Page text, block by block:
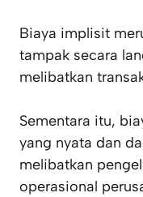
Biaya implisit
tampak secara
melibatkan
Sementara itu,
yang nyata dan
melibatkan
operasional